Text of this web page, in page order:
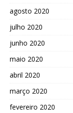
agosto 2020
julho 2020
junho 2020
maio 2020
abril 2020
março 2020
fevereiro 2020